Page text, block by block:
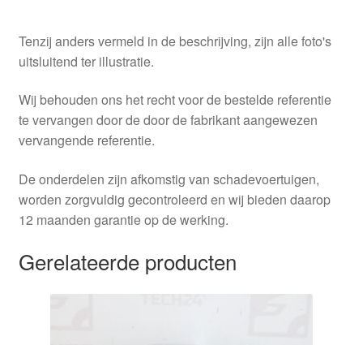
Tenzij anders vermeld in de beschrijving, zijn alle foto's
uitsluitend ter illustratie.
Wij behouden ons het recht voor de bestelde referentie
te vervangen door de door de fabrikant aangewezen
vervangende referentie.
De onderdelen zijn afkomstig van schadevoertuigen,
worden zorgvuldig gecontroleerd en wij bieden daarop
12 maanden garantie op de werking.
Gerelateerde producten